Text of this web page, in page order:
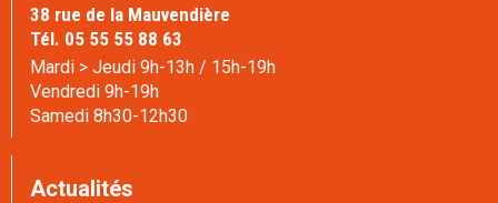
38 rue de la Mauvendière
Tél. 05 55 55 88 63
Mardi > Jeudi 9h-13h / 15h-19h
Vendredi 9h-19h
Samedi 8h30-12h30
Actualités